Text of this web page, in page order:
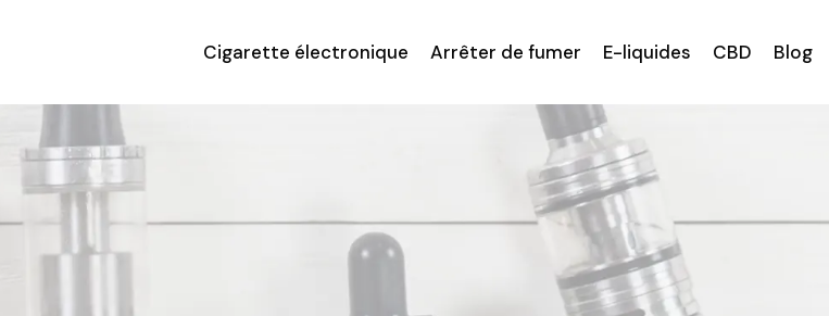
Cigarette électronique Arrêter de fumer E-liquides CBD Blog